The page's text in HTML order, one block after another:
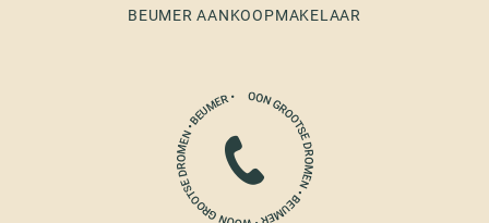
BEUMER AANKOOPMAKELAAR